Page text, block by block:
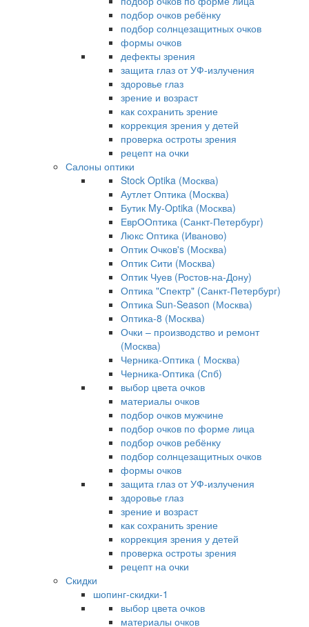
подбор очков ребёнку
подбор солнцезащитных очков
формы очков
дефекты зрения
защита глаз от УФ-излучения
здоровье глаз
зрение и возраст
как сохранить зрение
коррекция зрения у детей
проверка остроты зрения
рецепт на очки
Салоны оптики
Stock Optika (Москва)
Аутлет Оптика (Москва)
Бутик My-Optika (Москва)
ЕврООптика (Санкт-Петербург)
Люкс Оптика (Иваново)
Оптик Очков's (Москва)
Оптик Сити (Москва)
Оптик Чуев (Ростов-на-Дону)
Оптика "Спектр" (Санкт-Петербург)
Оптика Sun-Season (Москва)
Оптика-8 (Москва)
Очки – производство и ремонт
(Москва)
Черника-Оптика ( Москва)
Черника-Оптика (Спб)
выбор цвета очков
материалы очков
подбор очков мужчине
подбор очков по форме лица
подбор очков ребёнку
подбор солнцезащитных очков
формы очков
защита глаз от УФ-излучения
здоровье глаз
зрение и возраст
как сохранить зрение
коррекция зрения у детей
проверка остроты зрения
рецепт на очки
Скидки
шопинг-скидки-1
выбор цвета очков
материалы очков